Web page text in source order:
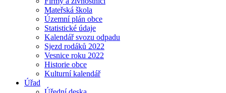
Mateřská škola
Územní plán obce
Statistické údaje
Kalendář svozu odpadu
Sjezd rodáků 2022
Vesnice roku 2022
Historie obce
Kulturní kalendář
Úřad